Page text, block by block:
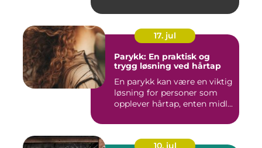
17. jul
Parykk: En praktisk og
trygg løsning ved hårtap
En parykk kan være en viktig
løsning for personer som
opplever hårtap, enten midl...
10. jul